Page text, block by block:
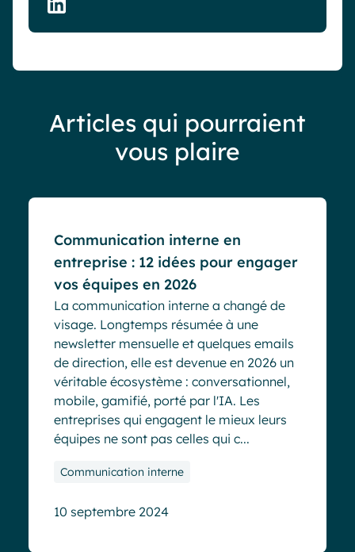
Articles qui pourraient
vous plaire
Communication interne en
entreprise : 12 idées pour engager
vos équipes en 2026
La communication interne a changé de
visage. Longtemps résumée à une
newsletter mensuelle et quelques emails
de direction, elle est devenue en 2026 un
véritable écosystème : conversationnel,
mobile, gamifié, porté par l'IA. Les
entreprises qui engagent le mieux leurs
équipes ne sont pas celles qui c...
Communication interne
10 septembre 2024